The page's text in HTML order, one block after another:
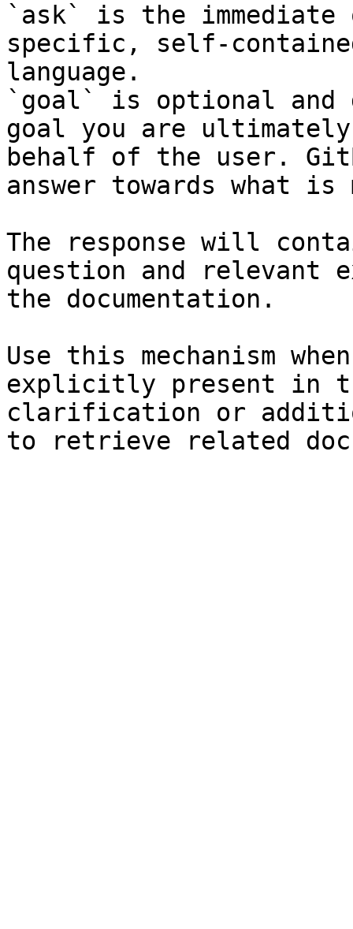
`ask` is the
specific, self-
language.
`goal` is optional and
goal you are
behalf of the user.
answer towards what
The response will
question and relevant
the documentation.
Use this mechanism
explicitly present in
clarification or